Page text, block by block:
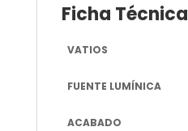
Ficha Técnica
VATIOS
FUENTE LUMÍNICA
ACABADO